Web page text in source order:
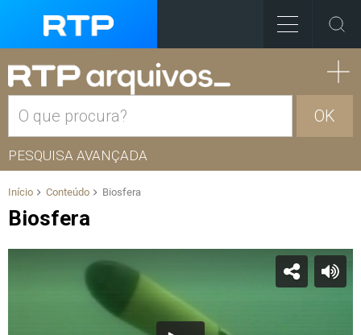
OK
PESQUISA AVANÇADA
Início Conteúdo Biosfera
Biosfera